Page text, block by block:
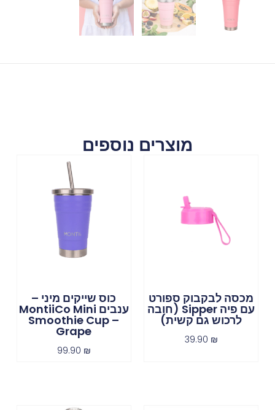
מוצרים נוספים
מכסה לבקבוק ספורט
עם פיה Sipper (חובה
לרכוש גם קשית)
39.90 ₪
כוס שייקים מיני –
ענבים MontiiCo Mini
Smoothie Cup –
Grape
99.90 ₪